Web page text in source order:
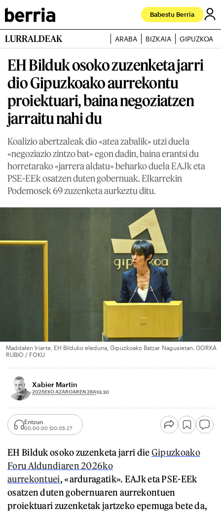
Babestu Berria
LURRALDEAK ARABA BIZKAIA GIPUZKOA
EH Bilduk osoko zuzenketa jarri
dio Gipuzkoako aurrekontu
proiektuari, baina negoziatzen
jarraitu nahi du
Koalizio abertzaleak dio «atea zabalik» utzi duela
«negoziazio zintzo bat» egon dadin, baina erantsi du
horretarako «jarrera aldatu» beharko duela EAJk eta
PSE-EEk osatzen duten gobernuak. Elkarrekin
Podemosek 69 zuzenketa aurkeztu ditu.
Maddalen Iriarte, EH Bilduko eleduna, Gipuzkoako Batzar Nagusietan. GORKA
RUBIO / FOKU
Xabier Martin
2025EKO AZAROAREN 28A13:30
Entzun
00:00:00 00:05:27
EH Bilduk osoko zuzenketa jarri dieGipuzkoako
Foru Aldundiaren 2026ko
aurrekontuei, «arduragatik». EAJk eta PSE-EEk
osatzen duten gobernuaren aurrekontuen
proiektuari zuzenketak jartzeko epemuga bete da,